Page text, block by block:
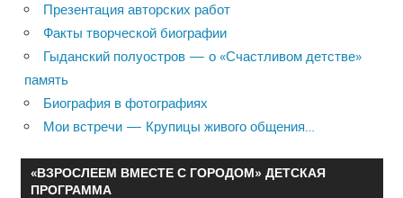
Презентация авторских работ
Факты творческой биографии
Гыданский полуостров — о «Счастливом детстве»
память
Биография в фотографиях
Мои встречи — Крупицы живого общения…
«ВЗРОСЛЕЕМ ВМЕСТЕ С ГОРОДОМ» ДЕТСКАЯ
ПРОГРАММА